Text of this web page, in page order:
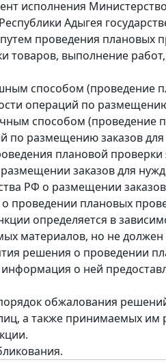
исполнения
Адыгея
проведения плановых
товаров, выполнение
способом (проведение
операций по
способом (проведение
по размещению заказов для
плановой проверки
заказов для нужд
РФ о размещении
проведении плановых
определяется в
материалов, но не должен
решения о проведении
о ней
обжалования
а также принимаемых